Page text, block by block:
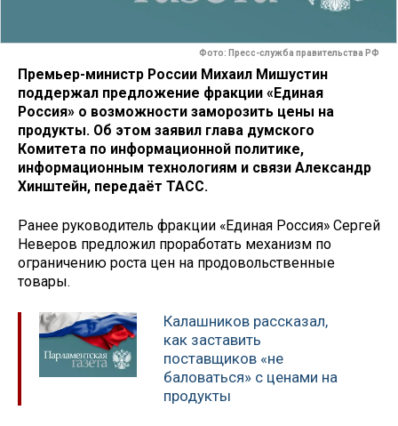
Фото: Пресс-служба правительства РФ
Премьер-министр России Михаил Мишустин
поддержал предложение фракции «Единая
Россия» о возможности заморозить цены на
продукты. Об этом заявил глава думского
Комитета по информационной политике,
информационным технологиям и связи Александр
Хинштейн, передаёт ТАСС.
Ранее руководитель фракции «Единая Россия» Сергей
Неверов предложил проработать механизм по
ограничению роста цен на продовольственные
товары.
Калашников рассказал,
как заставить
поставщиков «не
баловаться» с ценами на
продукты